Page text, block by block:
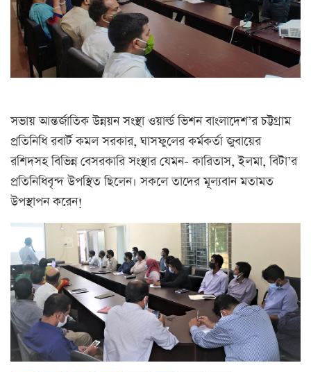
সভায় আন্তর্জাতিক উন্নয়ন সংস্থা ওয়ার্ল্ড ভিশন বাংলাদেশ’র চট্টগ্রাম
প্রতিনিধি রবার্ট কমল সরকার, ঘাসফুলের কর্মকর্তা জুবায়ের
রশিদসহ বিভিন্ন বেসরকারি সংস্থার যেমন- কারিতাস, ইলমা, বিটা’র
প্রতিনিধিবৃন্দ উপস্থিত ছিলেন। সকলে তাদের মূল্যবান মতামত
উপস্থাপন করেন!